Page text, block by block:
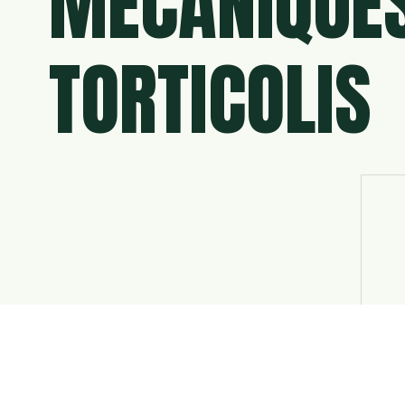
TORTICOLIS